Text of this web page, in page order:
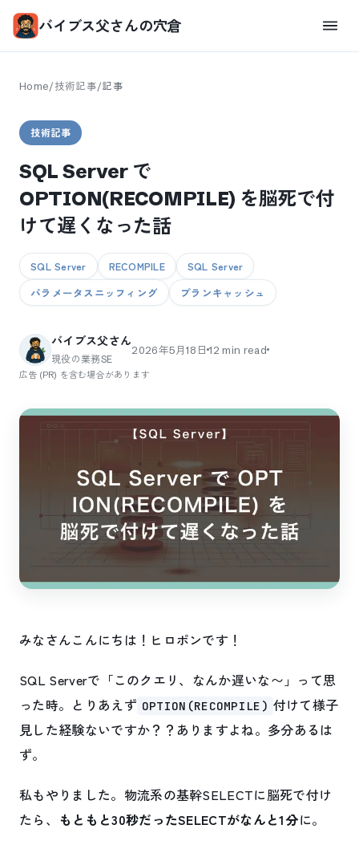
バイブス父さんの穴倉
Home/技術記事/記事
技術記事
SQL Server で
OPTION(RECOMPILE) を脳死で付
けて遅くなった話
SQL Server RECOMPILE
SQL Server
パラメータスニッフィング
プランキャッシュ
バイブス父さん
現役の業務SE
2026年5月18日12 min read
広告 (PR) を含む場合があります
みなさんこんにちは！ヒロポンです！
SQL Serverで「このクエリ、なんか遅いな〜」って思
った時。とりあえず OPTION(RECOMPILE) 付けて様子
見した経験ないですか？？ありますよね。多分あるは
ず。
私もやりました。物流系の基幹SELECTに脳死で付け
たら、 もともと30秒だったSELECTがなんと1分に。